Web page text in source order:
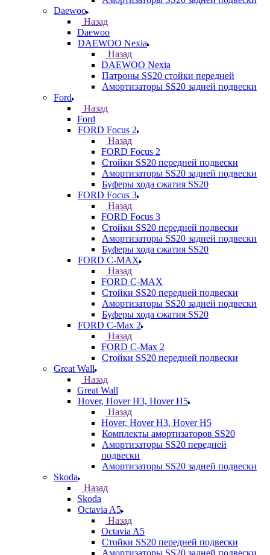
Daewoo
Назад
Daewoo
DAEWOO Nexia
Назад
DAEWOO Nexia
Патроны SS20 стойки передней
Амортизаторы SS20 задней подвески
Ford
Назад
Ford
FORD Focus 2
Назад
FORD Focus 2
Стойки SS20 передней подвески
Амортизаторы SS20 задней подвески
Буферы хода сжатия SS20
FORD Focus 3
Назад
FORD Focus 3
Стойки SS20 передней подвески
Амортизаторы SS20 задней подвески
Буферы хода сжатия SS20
FORD С-MAX
Назад
FORD С-MAX
Стойки SS20 передней подвески
Амортизаторы SS20 задней подвески
Буферы хода сжатия SS20
FORD C-Max 2
Назад
FORD C-Max 2
Стойки SS20 передней подвески
Great Wall
Назад
Great Wall
Hover, Hover H3, Hover H5
Назад
Hover, Hover H3, Hover H5
Комплекты амортизаторов SS20
Амортизаторы SS20 передней
подвески
Амортизаторы SS20 задней подвески
Skoda
Назад
Skoda
Octavia A5
Назад
Octavia A5
Стойки SS20 передней подвески
Амортизаторы SS20 задней подвески